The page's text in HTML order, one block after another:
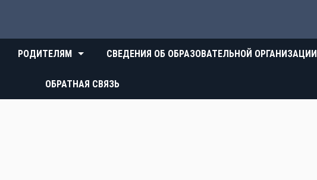
РОДИТЕЛЯМ СВЕДЕНИЯ ОБ ОБРАЗОВАТЕЛЬНОЙ ОРГАНИЗАЦИИ
ОБРАТНАЯ СВЯЗЬ